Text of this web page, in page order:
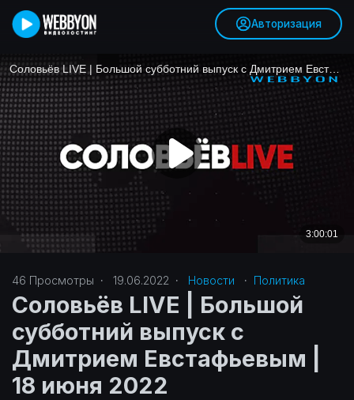
Авторизация
46 Просмотры · 19.06.2022 · Новости · Политика‎
Соловьёв LIVE | Большой
субботний выпуск с
Дмитрием Евстафьевым |
18 июня 2022